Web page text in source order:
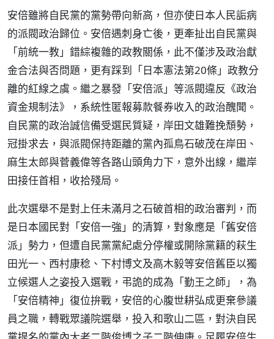
安倍雖將自民黨的黨勢帶向新高，但亦使日本人民詬病
的派閥政治歸位。安倍遇刺身亡後，更牽扯出自民黨與
「前統一教」錯綜複雜的政教關係，此不僅涉及政治獻
金合法與否問題，更有踩到「日本憲法第20條」政教分
離的紅線之虞。繼之暴發「安倍派」等派閥違反《政治
資金規制法》，系統性匿報募款餐券收入的政治醜聞。
自民黨的政治誠信備受選民質疑，岸田文雄難挽頹勢，
冠掛求去，與派閥保持距離的黨內孤鳥石破茂在岸田、
麻生太郎與菅義偉等各路山頭角力下，意外出線，繼岸
田接任首相，收拾殘局。
此次選舉不是對上任未滿月之石破首相的政治審判，而
是日本國民對「安倍一強」的清算，對象應是「舊安倍
派」勢力，但遭自民黨黨紀處分停權或開除黨籍的萩生
田光一、西村康稔、下村博文及高木毅等安倍舊臣以獨
立候選人之姿投入選戰，弔詭的成為「勤王之師」，為
「安倍精神」復位拚戰，安倍的心腹世耕弘成更棄參議
員之職，轉戰眾議院選舉，投入和歌山二區，對決自民